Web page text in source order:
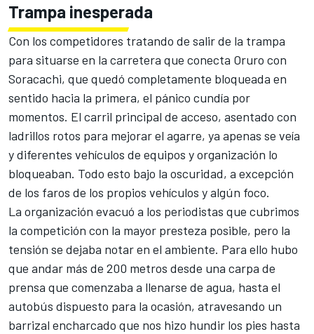
Trampa inesperada
Con los competidores tratando de salir de la trampa
para situarse en la carretera que conecta Oruro con
Soracachi, que quedó completamente bloqueada en
sentido hacia la primera, el pánico cundía por
momentos. El carril principal de acceso, asentado con
ladrillos rotos para mejorar el agarre, ya apenas se veía
y diferentes vehículos de equipos y organización lo
bloqueaban. Todo esto bajo la oscuridad, a excepción
de los faros de los propios vehículos y algún foco.
La organización evacuó a los periodistas que cubrimos
la competición con la mayor presteza posible, pero la
tensión se dejaba notar en el ambiente. Para ello hubo
que andar más de 200 metros desde una carpa de
prensa que comenzaba a llenarse de agua, hasta el
autobús dispuesto para la ocasión, atravesando un
barrizal encharcado que nos hizo hundir los pies hasta